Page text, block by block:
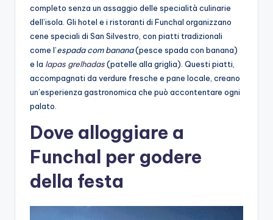
completo senza un assaggio delle specialità culinarie
dell’isola. Gli hotel e i ristoranti di Funchal organizzano
cene speciali di San Silvestro, con piatti tradizionali
come l’espada com banana(pesce spada con banana)
e la lapas grelhadas(patelle alla griglia). Questi piatti,
accompagnati da verdure fresche e pane locale, creano
un’esperienza gastronomica che può accontentare ogni
palato.
Dove alloggiare a
Funchal per godere
della festa